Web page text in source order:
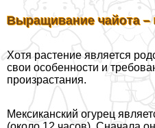
Выращивание чайота –
Хотя растение является
свои особенности и
произрастания.
Мексиканский огурец